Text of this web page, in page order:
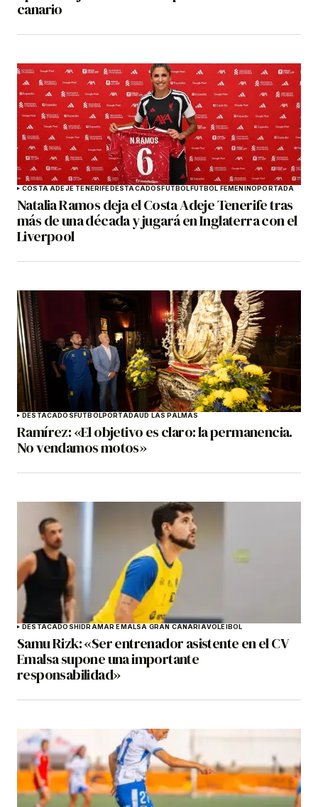
canario
COSTA ADEJE TENERIFEDESTACADOSFÚTBOLFÚTBOL FEMENINOPORTADA
Natalia Ramos deja el Costa Adeje Tenerife tras
más de una década y jugará en Inglaterra con el
Liverpool
DESTACADOSFÚTBOLPORTADAUD LAS PALMAS
Ramírez: «El objetivo es claro: la permanencia.
No vendamos motos»
DESTACADOSHIDRAMAR EMALSA GRAN CANARIAVOLEIBOL
Samu Rizk: «Ser entrenador asistente en el CV
Emalsa supone una importante
responsabilidad»